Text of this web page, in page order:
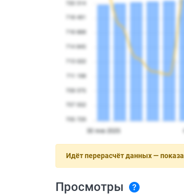
Идёт перерасчёт данных —
Просмотры